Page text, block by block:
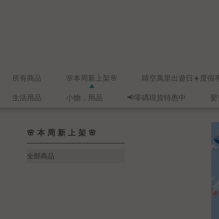
所有商品 🌸本周新上架🌸 晴空萬里出遊日☀️度假
生活用品 小物．用品 📢零碼現貨特惠中
🌸本周新上架🌸
全部商品